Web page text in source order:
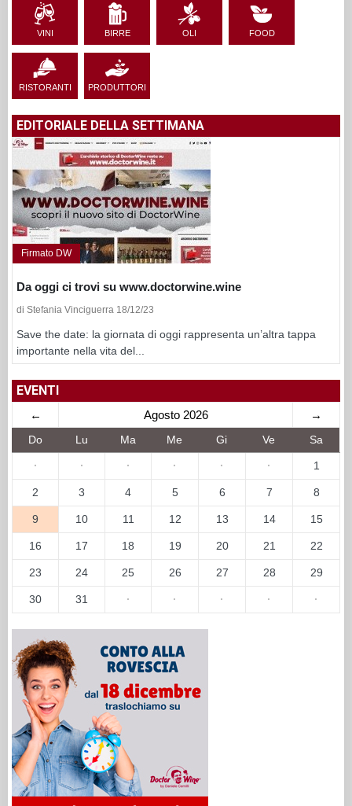
VINI BIRRE OLI FOOD
RISTORANTI PRODUTTORI
EDITORIALE DELLA SETTIMANA
Firmato DW
Da oggi ci trovi su www.doctorwine.wine
di Stefania Vinciguerra 18/12/23
Save the date: la giornata di oggi rappresenta un’altra tappa
importante nella vita del...
EVENTI
← Agosto 2026 →
Do Lu Ma Me Gi Ve Sa
· · · · · · 1
2 3 4 5 6 7 8
9 10 11 12 13 14 15
16 17 18 19 20 21 22
23 24 25 26 27 28 29
30 31 · · · · ·